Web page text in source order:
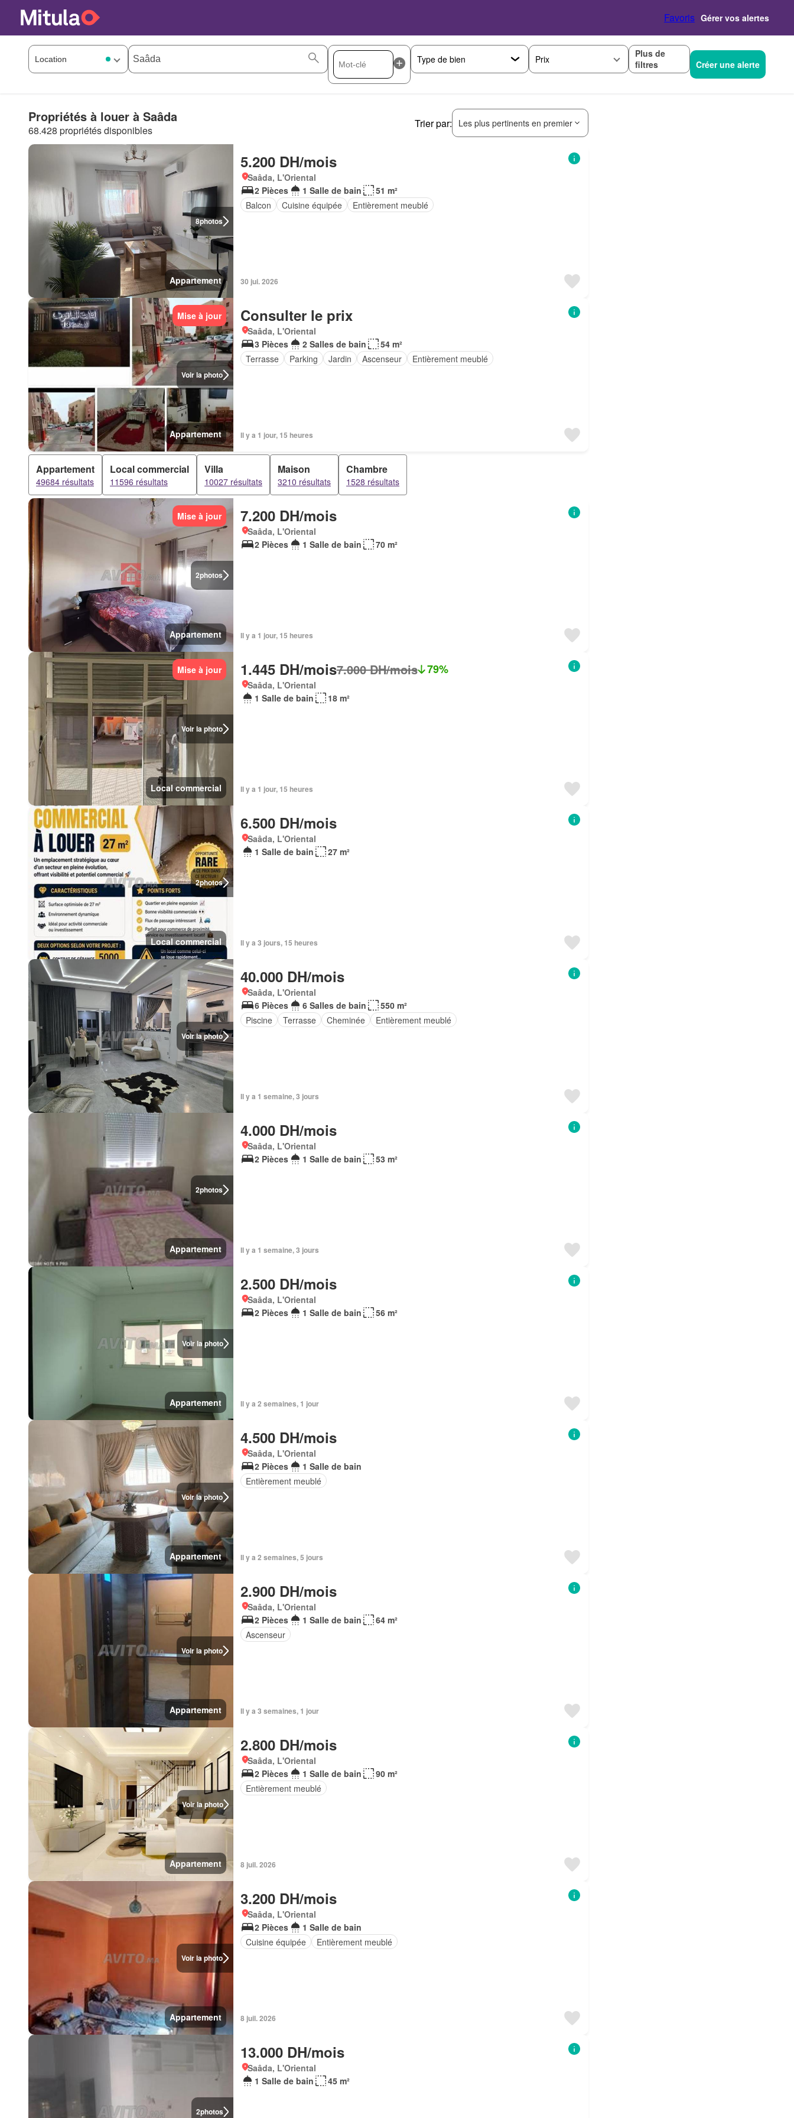
Favoris Gérer vos alertes
Prix
Plus de
filtres
Créer une alerte
Propriétés à louer à Saâda
68.428 propriétés disponibles
Trier par: Les plus pertinents en premier
8photos
Appartement
5.200 DH/mois
Saâda, L'Oriental
2 Pièces
1 Salle de bain
51 m²
Balcon
Cuisine équipée Entièrement meublé
30 jui. 2026
Voir la photo
Mise à jour
Appartement
Consulter le prix
Saâda, L'Oriental
3 Pièces
2 Salles de bain
54 m²
Terrasse
Parking Jardin Ascenseur Entièrement meublé
Il y a 1 jour, 15 heures
Appartement
49684 résultats
Local commercial
11596 résultats
Villa
10027 résultats
Maison
3210 résultats
Chambre
1528 résultats
2photos
Mise à jour
Appartement
7.200 DH/mois
Saâda, L'Oriental
2 Pièces
1 Salle de bain 70 m²
Il y a 1 jour, 15 heures
Voir la photo
Mise à jour
Local commercial
1.445 DH/mois7.000 DH/mois 79%
Saâda, L'Oriental
1 Salle de bain
18 m²
Il y a 1 jour, 15 heures
2photos
Local commercial
6.500 DH/mois
Saâda, L'Oriental
1 Salle de bain
27 m²
Il y a 3 jours, 15 heures
Voir la photo
40.000 DH/mois
Saâda, L'Oriental
6 Pièces
6 Salles de bain
550 m²
Piscine
Terrasse Cheminée Entièrement meublé
Il y a 1 semaine, 3 jours
2photos
Appartement
4.000 DH/mois
Saâda, L'Oriental
2 Pièces
1 Salle de bain 53 m²
Il y a 1 semaine, 3 jours
Voir la photo
Appartement
2.500 DH/mois
Saâda, L'Oriental
2 Pièces
1 Salle de bain 56 m²
Il y a 2 semaines, 1 jour
Voir la photo
Appartement
4.500 DH/mois
Saâda, L'Oriental
2 Pièces
1 Salle de bain
Entièrement meublé
Il y a 2 semaines, 5 jours
Voir la photo
Appartement
2.900 DH/mois
Saâda, L'Oriental
2 Pièces
1 Salle de bain
64 m²
Ascenseur
Il y a 3 semaines, 1 jour
Voir la photo
Appartement
2.800 DH/mois
Saâda, L'Oriental
2 Pièces
1 Salle de bain
90 m²
Entièrement meublé
8 juil. 2026
Voir la photo
Appartement
3.200 DH/mois
Saâda, L'Oriental
2 Pièces
1 Salle de bain
Cuisine équipée
Entièrement meublé
8 juil. 2026
2photos
13.000 DH/mois
Saâda, L'Oriental
1 Salle de bain
45 m²